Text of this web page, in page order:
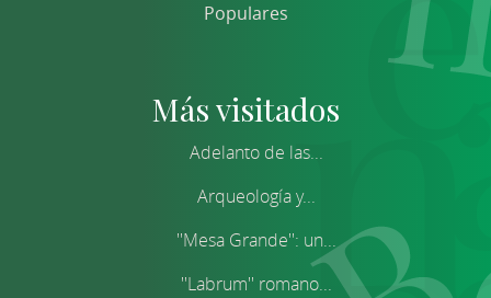
Populares
Más visitados
Adelanto de las...
Arqueología y...
''Mesa Grande'': un...
''Labrum'' romano...